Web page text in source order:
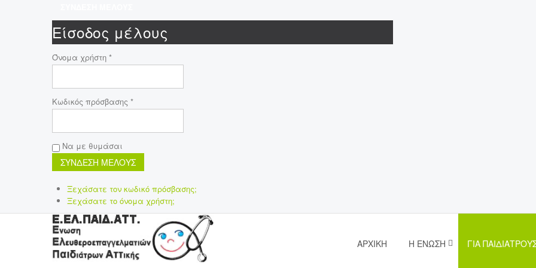
Είσοδος μέλους
Όνομα χρήστη *
Κωδικός πρόσβασης *
Να με θυμάσαι
Ξεχάσατε τον κωδικό πρόσβασης;
Ξεχάσατε το όνομα χρήστη;
ΑΡΧΙΚΉ Η ΈΝΩΣΗ ΓΙΑ